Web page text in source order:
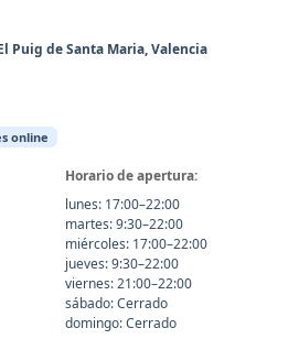
Puig de Santa Maria, Valencia
online
Horario de apertura:
lunes: 17:00–22:00
martes: 9:30–22:00
miércoles: 17:00–22:00
jueves: 9:30–22:00
viernes: 21:00–22:00
sábado: Cerrado
domingo: Cerrado